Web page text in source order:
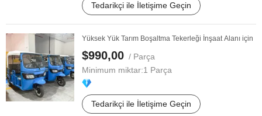
Tedarikçi ile İletişime Geçin
Yüksek Yük Tarım Boşaltma Tekerleği İnşaat Alanı için
$990,00 / Parça
Minimum miktar:1 Parça
Tedarikçi ile İletişime Geçin